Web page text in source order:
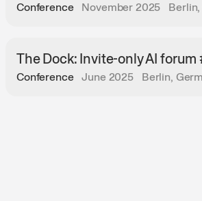
Conference November 2025
The Dock: Invite-only AI forum
Conference June 2025 Berlin,